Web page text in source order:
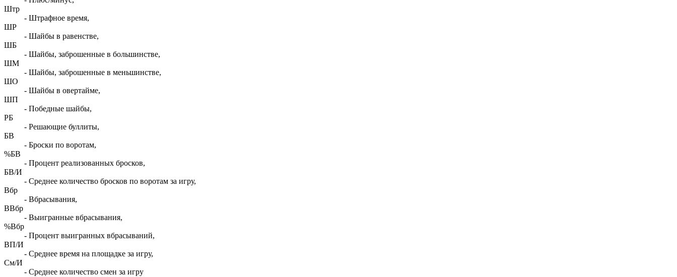
Штр
- Штрафное время,
ШР
- Шайбы в равенстве,
ШБ
- Шайбы, заброшенные в большинстве,
ШМ
- Шайбы, заброшенные в меньшинстве,
ШО
- Шайбы в овертайме,
ШП
- Победные шайбы,
РБ
- Решающие буллиты,
БВ
- Броски по воротам,
%БВ
- Процент реализованных бросков,
БВ/И
- Среднее количество бросков по воротам за игру,
Вбр
- Вбрасывания,
ВВбр
- Выигранные вбрасывания,
%Вбр
- Процент выигранных вбрасываний,
ВП/И
- Среднее время на площадке за игру,
См/И
- Среднее количество смен за игру